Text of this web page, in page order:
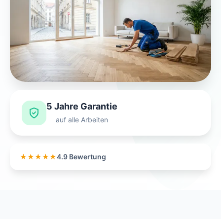
5 Jahre Garantie
auf alle Arbeiten
★★★★★4.9 Bewertung